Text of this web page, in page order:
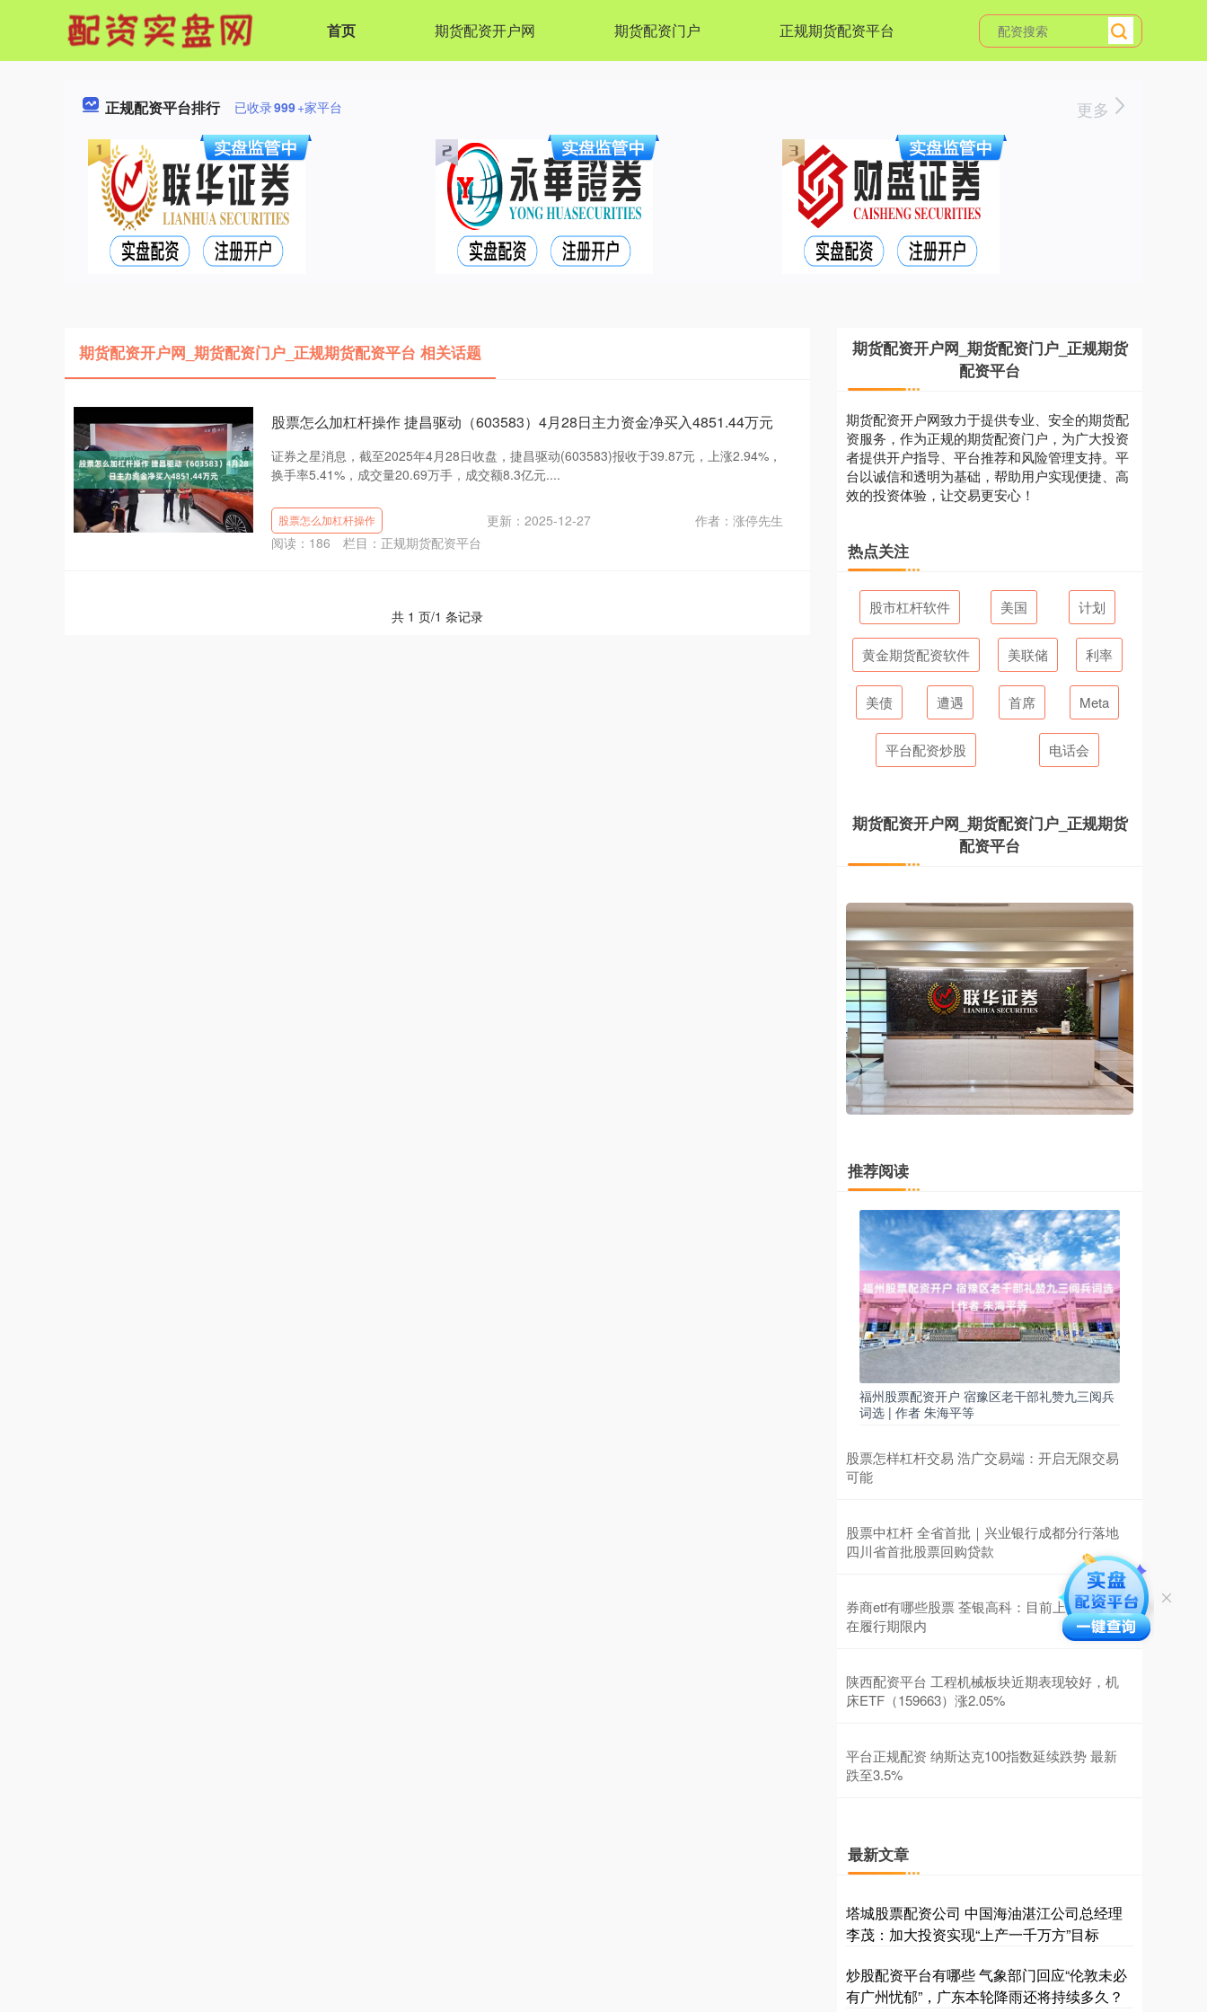
首页 期货配资开户网 期货配资门户 正规期货配资平台
正规配资平台排行 已收录999+家平台 更多
期货配资开户网_期货配资门户_正规期货配资平台 相关话题
股票怎么加杠杆操作 捷昌驱动（603583）4月28日主力资金净买入4851.44万元
证券之星消息，截至2025年4月28日收盘，捷昌驱动(603583)报收于39.87元，上涨2.94%，
换手率5.41%，成交量20.69万手，成交额8.3亿元....
股票怎么加杠杆操作 更新：2025-12-27
作者：涨停先生
阅读： 186 栏目： 正规期货配资平台
共 1 页/1 条记录
期货配资开户网_期货配资门户_正规期货
配资平台
期货配资开户网致力于提供专业、安全的期货配
资服务，作为正规的期货配资门户，为广大投资
者提供开户指导、平台推荐和风险管理支持。平
台以诚信和透明为基础，帮助用户实现便捷、高
效的投资体验，让交易更安心！
热点关注
股市杠杆软件 美国 计划
黄金期货配资软件 美联储 利率
美债 遭遇 首席 Meta
平台配资炒股 电话会
期货配资开户网_期货配资门户_正规期货
配资平台
推荐阅读
福州股票配资开户 宿豫区老干部礼赞九三阅兵
词选 | 作者 朱海平等
股票怎样杠杆交易 浩广交易端：开启无限交易
可能
股票中杠杆 全省首批｜兴业银行成都分行落地
四川省首批股票回购贷款
券商etf有哪些股票 荃银高科：目前上述承诺仍
在履行期限内
陕西配资平台 工程机械板块近期表现较好，机
床ETF（159663）涨2.05%
平台正规配资 纳斯达克100指数延续跌势 最新
跌至3.5%
最新文章
塔城股票配资公司 中国海油湛江公司总经理
李茂：加大投资实现“上产一千万方”目标
炒股配资平台有哪些 气象部门回应“伦敦未必
有广州忧郁”，广东本轮降雨还将持续多久？